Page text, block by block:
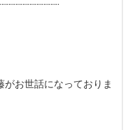
お世話になっておりま